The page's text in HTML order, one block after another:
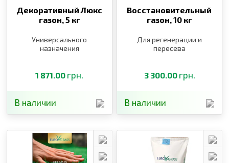
Декоративный Люкс
газон,5 кг
Универсального
назначения
1 871.00 грн.
В наличии
Восстановительный
газон,10 кг
Для регенерации и
пересева
3 300.00 грн.
В наличии